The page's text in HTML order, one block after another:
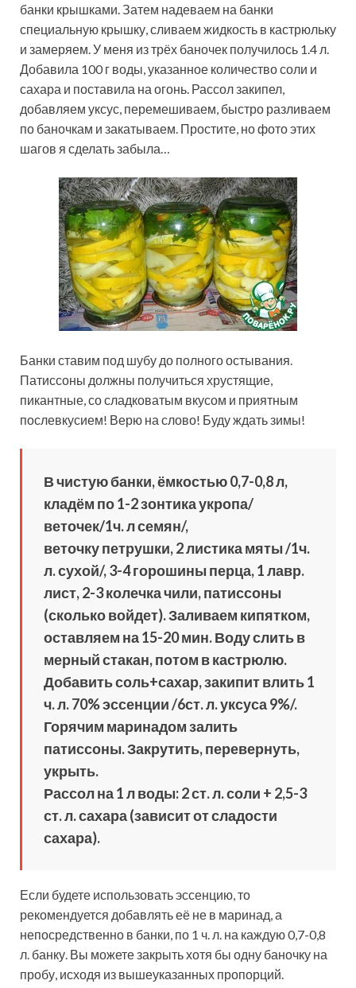
банки крышками. Затем надеваем на банки
специальную крышку, сливаем жидкость в кастрюльку
и замеряем. У меня из трёх баночек получилось 1.4 л.
Добавила 100 г воды, указанное количество соли и
сахара и поставила на огонь. Рассол закипел,
добавляем уксус, перемешиваем, быстро разливаем
по баночкам и закатываем. Простите, но фото этих
шагов я сделать забыла…
Банки ставим под шубу до полного остывания.
Патиссоны должны получиться хрустящие,
пикантные, со сладковатым вкусом и приятным
послевкусием! Верю на слово! Буду ждать зимы!
В чистую банки, ёмкостью0,7-0,8 л,
кладём по 1-2 зонтика укропа/
веточек/1ч. л семян/,
веточку петрушки, 2 листика мяты /1ч.
л. сухой/, 3-4 горошины перца, 1 лавр.
лист, 2-3 колечка чили, патиссоны
(сколько войдет). Заливаем кипятком,
оставляем на 15-20 мин. Воду слить в
мерный стакан, потом в кастрюлю.
Добавить соль+сахар, закипит влить 1
ч. л. 70% эссенции /6ст. л. уксуса 9%/.
Горячим маринадом залить
патиссоны. Закрутить, перевернуть,
укрыть.
Рассол на 1 л воды: 2 ст. л. соли + 2,5-3
ст. л. сахара (зависит от сладости
сахара).
Если будете использовать эссенцию, то
рекомендуется добавлять её не в маринад, а
непосредственно в банки, по 1 ч. л. на каждую 0,7-0,8
л. банку. Вы можете закрыть хотя бы одну баночку на
пробу, исходя из вышеуказанных пропорций.